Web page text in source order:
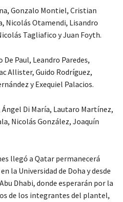
Gonzalo Montiel, Cristian
Nicolás Otamendi, Lisandro
Tagliafico y Juan Foyth.
De Paul, Leandro Paredes,
Allister, Guido Rodríguez,
y Exequiel Palacios.
Ángel Di María, Lautaro Martínez,
Nicolás González, Joaquín
llegó a Qatar permanecerá
la Universidad de Doha y desde
Dhabi, donde esperarán por la
de los integrantes del plantel,